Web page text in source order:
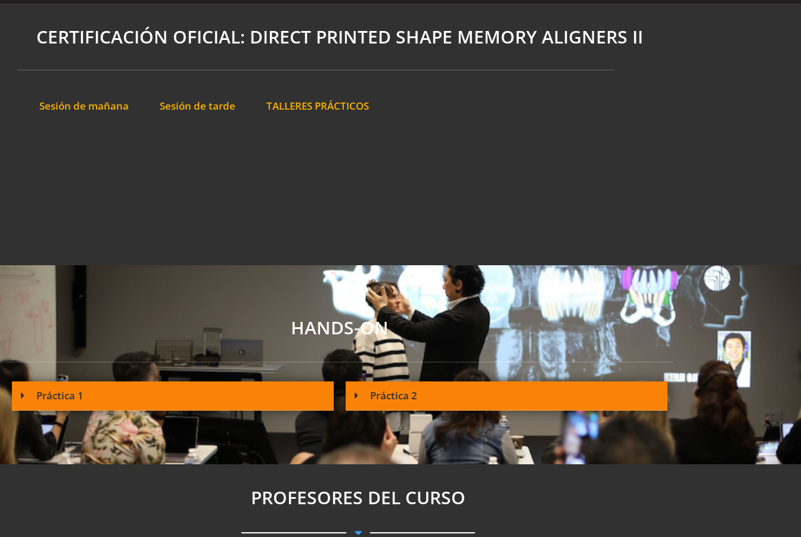
CERTIFICACIÓN OFICIAL: DIRECT PRINTED SHAPE MEMORY ALIGNERS II
Sesión de mañana Sesión de tarde TALLERES PRÁCTICOS
HANDS-ON
Práctica 1 Práctica 2
PROFESORES DEL CURSO